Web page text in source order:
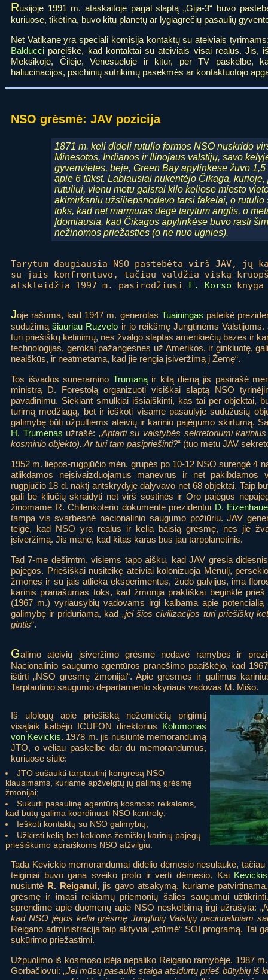
Rusijoje 1991 m. ataskaitoje pagal slaptą „Gija-3“ buvo
kuriuose, tikėtina, buvo kitų planetų ar lygiagrečių pasaulių
Net Vatikane yra speciali komisija kontaktų su ateiviais
Balducci pareiškė, kad kontaktai su ateiviais visai realūs. Jis,
Meksikoje, Čilėje, Venesueloje ir kitur, per TV paskelbė,
haliucinacijos, psichinių sutrikimų pasekmės ar kontaktuotojo
NSO grėsmė: JAV pozicija
1871 m. keli dideli rutulio formos NSO nuskrido
Minesotos, Indianos ir Ilinojaus valstijų, savo
gyvenvietes, beje, Green Bay apylinkėse žuvo
apie 6 tūkst. Labiausiai nukentėjo Čikaga,
rutuliui, vienu metu gaisrai kilo keliose miesto
akimirksniu užsiliepsnodavo tarsi fakelai, o
toks, kad net marmuras degė tarytum anglis, o
Įdomiausia, kad Čikagos apylinkėse buvo rasti
nežinomos priežasties (o ne nuo ugnies).
Tarytum daugiausia NSO pastebėta virš JAV, jų
su jais konfrontavo, tačiau valdžia viską
atskleidžia 1997 m. pasirodžiusi F. Korso
Joje rašoma, kad 1947 m. generolas Tuainingas pateikė
sudužimąšiauriau Ruzvelo ir jo reikšmę Jungtinėms
turi priešiškų ketinimų, nes žvalgo slaptas amerikiečių bazes ir
technologijas, gerokai pažangesnes už Amerikos, ir ginkluotę,
neaiškūs, ir neatmetama, kad jie rengia įsiveržimą į Žemę“.
Tos išvados suneramino Trumanąir kitą dieną jis pasirašė
ministrą D. Forestolą organizuoti visiškai slaptą NSO
pavadinimu. Siekiant smulkiai išsiaiškinti, kas tai per objektai,
turimą medžiagą, bet ir ieškoti visame pasaulyje sudužusių
galimybę būti užpultiems ateivių ir karinio pajėgumo skirtumą.
H. Trumenas užrašė: „Aptarti su valstybės sekretoriumi
kosminio objekto). Ar turi tam pasipriešinti?“ (tuo metu JAV
1952 m. liepos-rugpjūčio mėn. grupės po 10-12 NSO surengė 4
atlikdamos neįsivaizduojamus manevrus ir net
rugpjūčio 18 d. naktį antskrydyje dalyvavo net 68 objektai. Taip
gali be kliūčių skraidyti net virš sostinės ir Oro pajėgos
žinomame R. Chilenkoterio dokumente prezidentui D.
tampa vis svarbesnė nacionalinio saugumo požiūriu. JAV
teigė, kad NSO yra realūs ir kelia baisią grėsmę, nes jie
įsiveržimą. Jis manė, kad kitas karas bus jau tarpplanetinis.
Tad 7-me dešimtm. visiems tapo aišku, kad JAV gresia
pajėgos. Priešiškai nusiteikę ateiviai kolonizuoja Mėnulį,
žmones ir su jais atlieka eksperimentus, žudo galvijus, ima
karinis pranašumas toks, kad žmonija praktiškai beginklė
(1967 m.) vyriausybių vadovams irgi kalbama apie
galimybę ir priduriama, kad „jei šios civilizacijos turi priešiškų
gintis“.
Galimo ateivių įsiveržimo grėsmė nedavė ramybės ir
Nacionalinio saugumo agentūros pranešimo paaiškėjo, kad
ištirti „NSO grėsmę žmonijai“. Apie grėsmes ir galimus
Tarptautinio saugumo departamento skyriaus vadovas M. Mišo.
Iš ufologų apie priešišką nežemiečių prigimtį
visąlaik kalbėjo ICUFON direktorius Kolomonas
von Kevickis. 1978 m. jis nusiuntė memorandumą
JTO, o vėliau paskelbė dar du memorandumus,
kuriuose siūlė:
JTO sušaukti tarptautinį kongresą NSO
klausimams, kuriame apžvelgtų jų galimą grėsmę
žmonijai;
Sukurti pasaulinę agentūrą kosmoso reikalams,
kad būtų galima koordinuoti NSO kontrolę;
Ieškoti kontaktų su NSO galimybių;
Užkirsti kelią bet kokioms žemiškų karinių pajėgų
priešiškumo apraiškoms NSO atžvilgiu.
Tada Kevickio memorandumai didelio dėmesio nesulaukė,
teiginiai buvo gana sveiko proto ir verti dėmesio. Kai Kevickis
nusiuntė R. Reiganui, jis gavo atsakymą, kuriame
grėsmę ir imasi reikiamų priemonių šalies saugumui
sprendime apie duomenų apie NSO neskelbimą irgi užrašyta: „
kad NSO jėgos kelia grėsmę Jungtinių Valstijų nacionaliniam
Reigano administracija taip aktyviai „stūmė“ SOI programą. Tai
sukūrimo priežastimi.
Užpuolimo iš kosmoso idėja nepaliko Reigano ramybėje. 1987
Gorbačiovui: „Jei mūsų pasaulis staiga atsidurtų prieš būtybių iš